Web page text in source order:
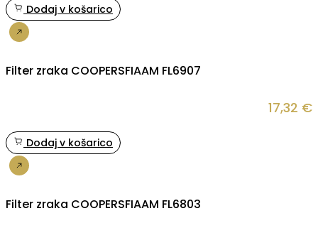
Dodaj v košarico
Filter zraka COOPERSFIAAM FL6907
17,32 €
Dodaj v košarico
Filter zraka COOPERSFIAAM FL6803